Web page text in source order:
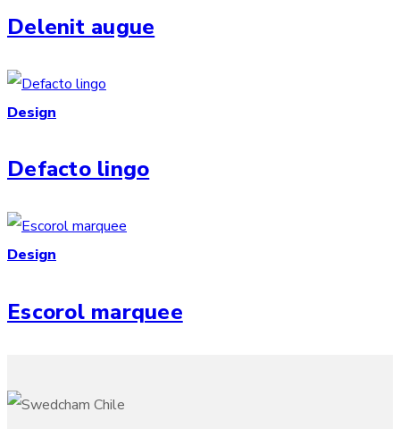
Delenit augue
Design
Defacto lingo
Design
Escorol marquee